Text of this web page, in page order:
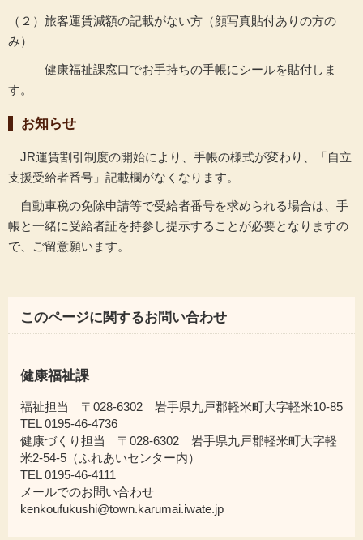
（２）旅客運賃減額の記載がない方（顔写真貼付ありの方の
み）
健康福祉課窓口でお手持ちの手帳にシールを貼付しま
す。
お知らせ
JR運賃割引制度の開始により、手帳の様式が変わり、「自立
支援受給者番号」記載欄がなくなります。
自動車税の免除申請等で受給者番号を求められる場合は、手
帳と一緒に受給者証を持参し提示することが必要となりますの
で、ご留意願います。
このページに関するお問い合わせ
健康福祉課
福祉担当 〒028-6302 岩手県九戸郡軽米町大字軽米10-85
TEL 0195-46-4736
健康づくり担当 〒028-6302 岩手県九戸郡軽米町大字軽
米2-54-5（ふれあいセンター内）
TEL 0195-46-4111
メールでのお問い合わせ
kenkoufukushi@town.karumai.iwate.jp